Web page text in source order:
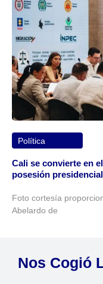
Política
Cali se convierte en
posesión
Foto cortesía
Abelardo de
Nos Cogió